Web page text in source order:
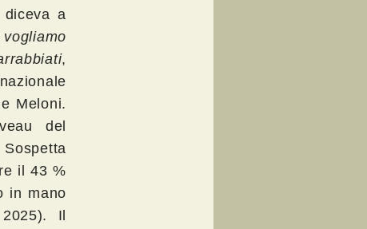
diceva a
vogliamo
,
Meloni.
del
il 43 %
in mano
Il